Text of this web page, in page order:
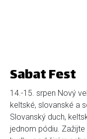
Sabat Fest
14.-15. srpen Nový
keltské, slovanské a
Slovanský duch,
jednom pódiu.